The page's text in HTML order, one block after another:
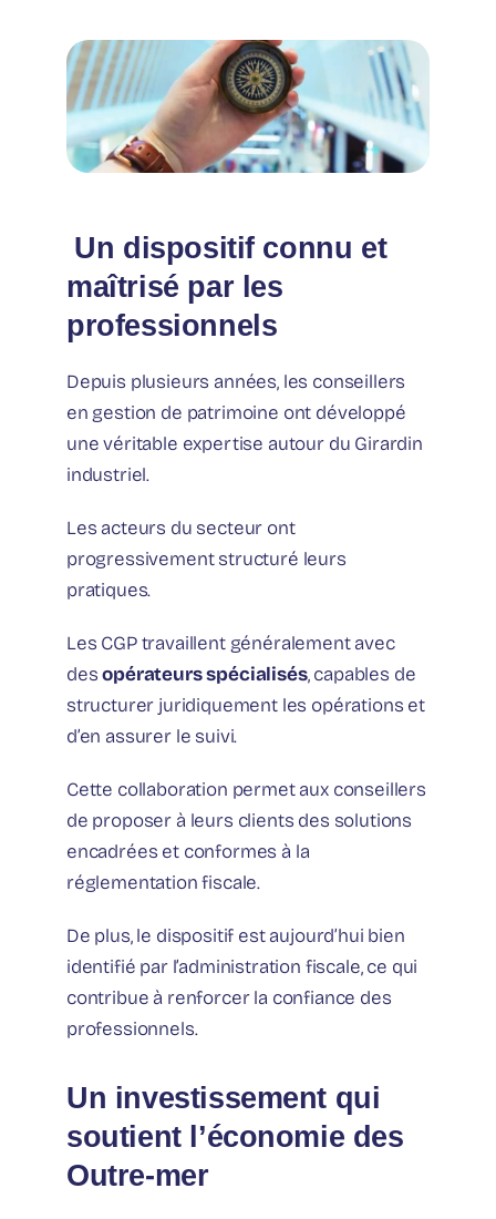
️ Un dispositif connu et
maîtrisé par les
professionnels
Depuis plusieurs années, les conseillers
en gestion de patrimoine ont développé
une véritable expertise autour du Girardin
industriel.
Les acteurs du secteur ont
progressivement structuré leurs
pratiques.
Les CGP travaillent généralement avec
desopérateurs spécialisés, capables de
structurer juridiquement les opérations et
d’en assurer le suivi.
Cette collaboration permet aux conseillers
de proposer à leurs clients des solutions
encadrées et conformes à la
réglementation fiscale.
De plus, le dispositif est aujourd’hui bien
identifié par l’administration fiscale, ce qui
contribue à renforcer la confiance des
professionnels.
Un investissement qui
soutient l’économie des
Outre-mer